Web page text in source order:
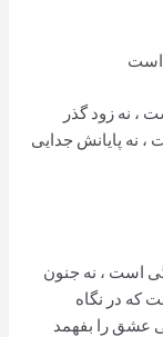
است
، نه زود گذر
نه پايانش جدايی
است ، نه جنون
كه در نگاه
عشق را بفهمد